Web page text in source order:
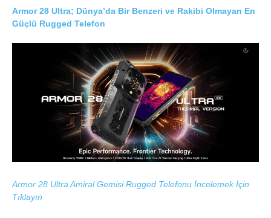
Armor 28 Ultra; Dünya’da Bir Benzeri ve Rakibi Olmayan En
Güçlü Rugged Telefon
Armor 28 Ultra Amiral Gemisi Rugged Telefonu İncelemek İçin
Tıklayın